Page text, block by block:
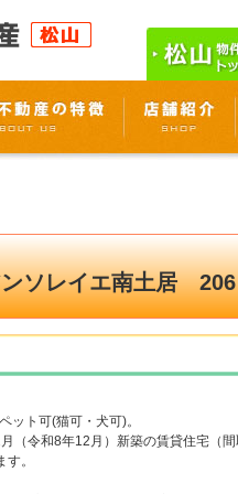
ソレイエ南土居 206
ット可(猫可・犬可)。
（令和8年12月）新築の賃貸住宅（
。